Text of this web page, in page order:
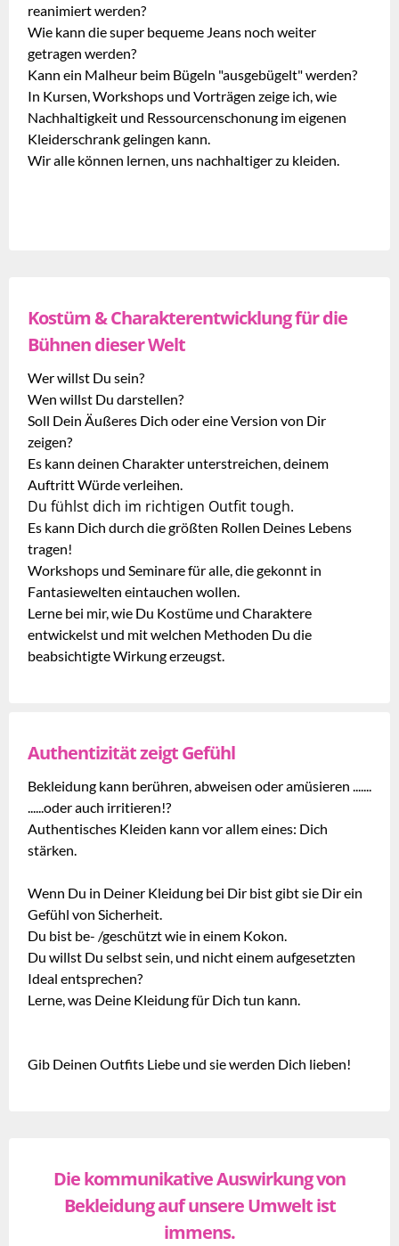
reanimiert werden?
Wie kann die super bequeme Jeans noch weiter
getragen werden?
Kann ein Malheur beim Bügeln "ausgebügelt" werden?
In Kursen, Workshops und Vorträgen zeige ich, wie
Nachhaltigkeit und Ressourcenschonung im eigenen
Kleiderschrank gelingen kann.
Wir alle können lernen, uns nachhaltiger zu kleiden.
Kostüm & Charakterentwicklung für die
Bühnen dieser Welt
Wer willst Du sein?
Wen willst Du darstellen?
Soll Dein Äußeres Dich oder eine Version von Dir
zeigen?
Es kann deinen Charakter unterstreichen, deinem
Auftritt Würde verleihen.
Du fühlst dich im richtigen Outfit tough.
Es kann Dich durch die größten Rollen Deines Lebens
tragen!
Workshops und Seminare für alle, die gekonnt in
Fantasiewelten eintauchen wollen.
Lerne bei mir, wie Du Kostüme und Charaktere
entwickelst und mit welchen Methoden Du die
beabsichtigte Wirkung erzeugst.
Authentizität zeigt Gefühl
Bekleidung kann berühren, abweisen oder amüsieren .......
......oder auch irritieren!?
Authentisches Kleiden kann vor allem eines: Dich
stärken.
Wenn Du in Deiner Kleidung bei Dir bist gibt sie Dir ein
Gefühl von Sicherheit.
Du bist be- /geschützt wie in einem Kokon.
Du willst Du selbst sein, und nicht einem aufgesetzten
Ideal entsprechen?
Lerne, was Deine Kleidung für Dich tun kann.
Gib Deinen Outfits Liebe und sie werden Dich lieben!
Die kommunikative Auswirkung von
Bekleidung auf unsere Umwelt ist
immens.